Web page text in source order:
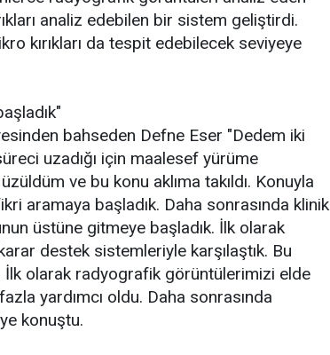
analiz edebilen bir sistem geliştirdi.
kırıkları da tespit edebilecek seviyeye
bahseden Defne Eser "Dedem iki
uzadığı için maalesef yürüme
ve bu konu aklıma takıldı. Konuyla
aramaya başladık. Daha sonrasında klinik
üstüne gitmeye başladık. İlk olarak
destek sistemleriyle karşılaştık. Bu
olarak radyografik görüntülerimizi elde
yardımcı oldu. Daha sonrasında
konuştu.